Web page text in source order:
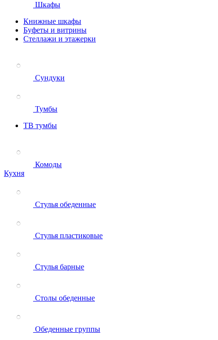
Шкафы
Книжные шкафы
Буфеты и витрины
Стеллажи и этажерки
Сундуки
Тумбы
ТВ тумбы
Комоды
Кухня
Стулья обеденные
Стулья пластиковые
Стулья барные
Столы обеденные
Обеденные группы